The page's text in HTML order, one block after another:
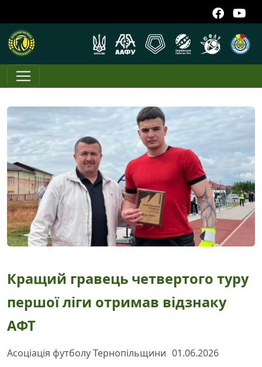
Кращий гравець четвертого туру
першої ліги отримав відзнаку
АФТ
Асоціація футболу Тернопільщини 01.06.2026